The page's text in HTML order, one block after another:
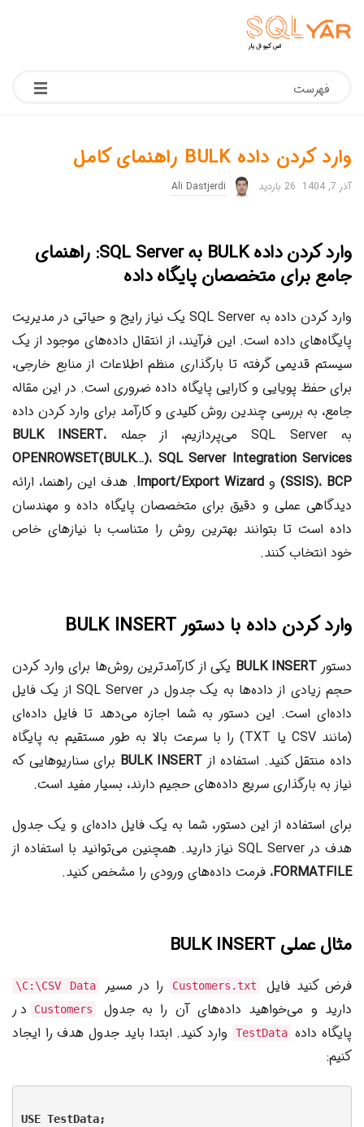
فهرست
وارد کردن داده BULK راهنمای کامل
آذر 7, 1404 26 بازدید Ali Dastjerdi
وارد کردن دادهBULK
به SQL Server: راهنمای
جامع برای متخصصان پایگاه داده
وارد کردن داده به SQL Server یک نیاز رایج و حیاتی در مدیریت
پایگاه‌های داده است. این فرآیند، از انتقال داده‌های موجود از یک
سیستم قدیمی گرفته تا بارگذاری منظم اطلاعات از منابع خارجی،
برای حفظ پویایی و کارایی پایگاه داده ضروری است. در این مقاله
جامع، به بررسی چندین روش کلیدی و کارآمد برای وارد کردن داده
به SQL Server می‌پردازیم، از جمله
BULK INSERT،
OPENROWSET(BULK…)، SQL Server Integration Services
(SSIS)، BCP و Import/Export Wizard. هدف این راهنما، ارائه
دیدگاهی عملی و دقیق برای متخصصان پایگاه داده و مهندسان
داده است تا بتوانند بهترین روش را متناسب با نیازهای خاص
خود انتخاب کنند.
وارد کردن داده با دستور BULK INSERT
دستور BULK INSERT یکی از کارآمدترین روش‌ها برای وارد کردن
حجم زیادی از داده‌ها به یک جدول در SQL Server از یک فایل
داده‌ای است. این دستور به شما اجازه می‌دهد تا فایل داده‌ای
(مانند CSV یا TXT) را با سرعت بالا به طور مستقیم به پایگاه
داده منتقل کنید. استفاده از BULK INSERT برای سناریوهایی که
نیاز به بارگذاری سریع داده‌های حجیم دارند، بسیار مفید است.
برای استفاده از این دستور، شما به یک فایل داده‌ای و یک جدول
هدف در SQL Server نیاز دارید. همچنین می‌توانید با استفاده از
FORMATFILE، فرمت داده‌های ورودی را مشخص کنید.
مثال عملی BULK INSERT
فرض کنید فایل Customers.txt را در مسیر C:\CSV Data\
دارید و می‌خواهید داده‌های آن را به جدول Customers
در
پایگاه داده TestData
وارد کنید. ابتدا باید جدول هدف را ایجاد
کنیم:
USE TestData;